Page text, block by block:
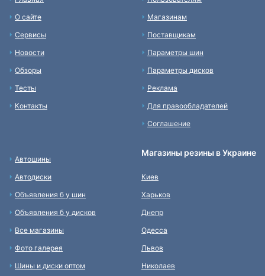
О сайте
Сервисы
Новости
Обзоры
Тесты
Контакты
Магазинам
Поставщикам
Параметры шин
Параметры дисков
Реклама
Для правообладателей
Соглашение
Автошины
Автодиски
Объявления б у шин
Объявления б у дисков
Все магазины
Фото галерея
Шины и диски оптом
Магазины резины в Украине
Киев
Харьков
Днепр
Одесса
Львов
Николаев